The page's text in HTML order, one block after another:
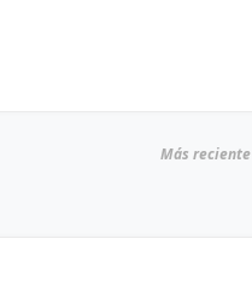
Más reciente